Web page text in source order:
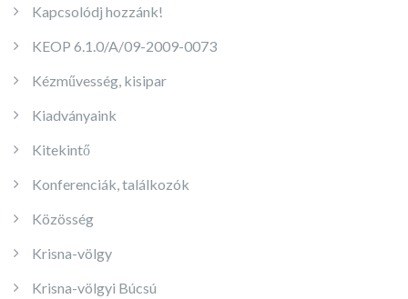
Kapcsolódj hozzánk!
KEOP 6.1.0/A/09-2009-0073
Kézművesség, kisipar
Kiadványaink
Kitekintő
Konferenciák, találkozók
Közösség
Krisna-völgy
Krisna-völgyi Búcsú